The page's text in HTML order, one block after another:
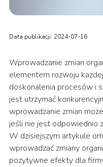
Data publikacji: 2024-07-16
Wprowadzanie zmian
elementem rozwoju
doskonalenia procesów i
jest utrzymać
wprowadzanie zmian
jeśli nie jest odpowiednio
W dzisiejszym artykule
wprowadzać zmiany
pozytywne efekty dla